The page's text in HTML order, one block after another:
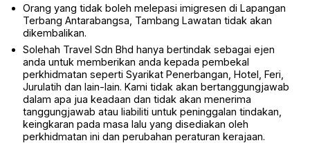
Orang yang tidak boleh melepasi imigresen di Lapangan
Terbang Antarabangsa, Tambang Lawatan tidak akan
dikembalikan.
Solehah Travel Sdn Bhd hanya bertindak sebagai ejen
anda untuk memberikan anda kepada pembekal
perkhidmatan seperti Syarikat Penerbangan, Hotel, Feri,
Jurulatih dan lain-lain. Kami tidak akan bertanggungjawab
dalam apa jua keadaan dan tidak akan menerima
tanggungjawab atau liabiliti untuk peninggalan tindakan,
keingkaran pada masa lalu yang disediakan oleh
perkhidmatan ini dan perubahan peraturan kerajaan.